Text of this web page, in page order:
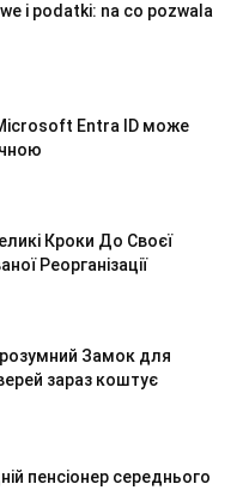
i podatki: na co pozwala
Entra ID може
Кроки До Своєї
Реорганізації
Замок для
зараз коштує
пенсіонер середнього